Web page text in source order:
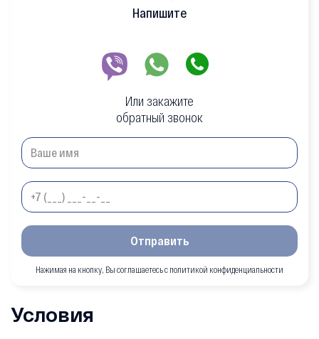
Напишите
Или закажите
обратный звонок
Отправить
Нажимая на кнопку, Вы соглашаетесь с политикой конфиденциальности
Условия